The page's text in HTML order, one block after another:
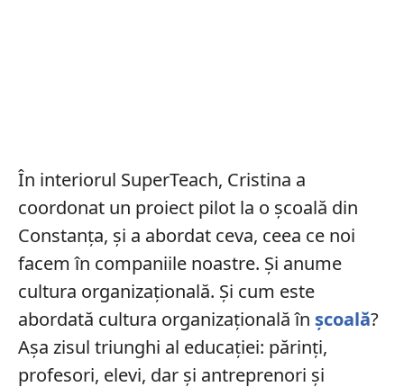
În interiorul SuperTeach, Cristina a
coordonat un proiect pilot la o școală din
Constanța, și a abordat ceva, ceea ce noi
facem în companiile noastre. Și anume
cultura organizațională. Și cum este
abordată cultura organizațională în școală?
Așa zisul triunghi al educației: părinți,
profesori, elevi, dar și antreprenori și